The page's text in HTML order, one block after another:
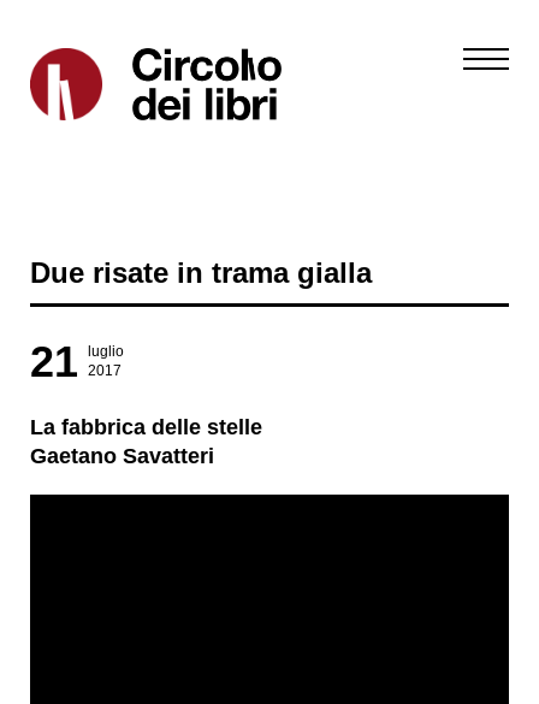
Due risate in trama gialla
21
luglio
2017
La fabbrica delle stelle
Gaetano Savatteri